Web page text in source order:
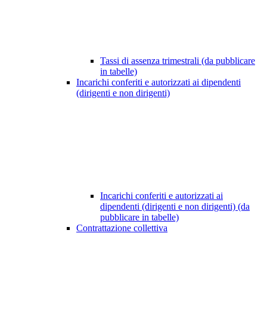
Tassi di assenza trimestrali (da pubblicare
in tabelle)
Incarichi conferiti e autorizzati ai dipendenti
(dirigenti e non dirigenti)
Incarichi conferiti e autorizzati ai
dipendenti (dirigenti e non dirigenti) (da
pubblicare in tabelle)
Contrattazione collettiva